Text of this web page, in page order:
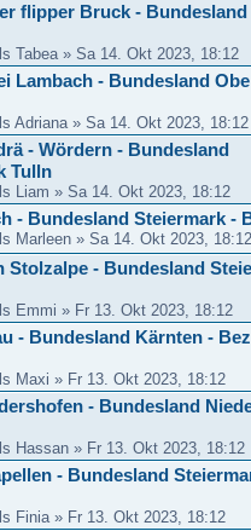
flipper Bruck - Bundesland
Tabea » Sa 14. Okt 2023, 18:12
Lambach - Bundesland
Adriana » Sa 14. Okt 2023, 18:12
- Wördern - Bundesland
Tulln
Liam » Sa 14. Okt 2023, 18:12
- Bundesland Steiermark -
Marleen » Sa 14. Okt 2023, 18:12
- Bundesland
Emmi » Fr 13. Okt 2023, 18:12
- Bundesland Kärnten -
Maxi » Fr 13. Okt 2023, 18:12
- Bundesland
Hassan » Fr 13. Okt 2023, 18:12
- Bundesland
Finia » Fr 13. Okt 2023, 18:12